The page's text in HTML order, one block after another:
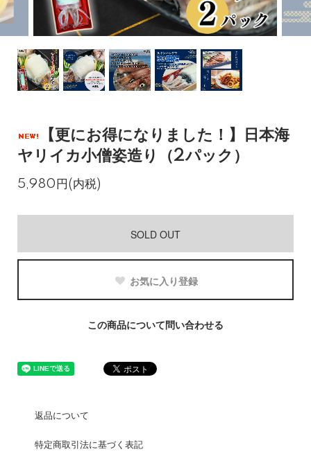
【更にお得になりました！】日本海
ヤリイカ小僧姿造り（2パック）
5,980円(内税)
SOLD OUT
お気に入り登録
この商品について問い合わせる
返品について
特定商取引法に基づく表記